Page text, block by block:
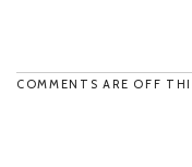
COMMENTS ARE OFF